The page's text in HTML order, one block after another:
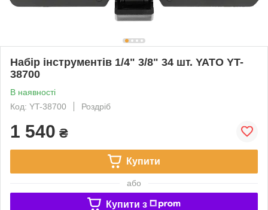
Набір інструментів 1/4" 3/8" 34 шт. YATO YT-
38700
В наявності
Код: YT-38700
Роздріб
1 540 ₴
Купити
або
Купити з